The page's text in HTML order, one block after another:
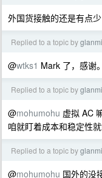
外国货接触的还是有点少
Replied to a topic by
@wtks1 Mark 了，感谢。
Replied to a topic by
@mohumohu 虚拟 AC
咱就盯着成本和稳定性就
Replied to a topic by
@mohumohu 国外的没